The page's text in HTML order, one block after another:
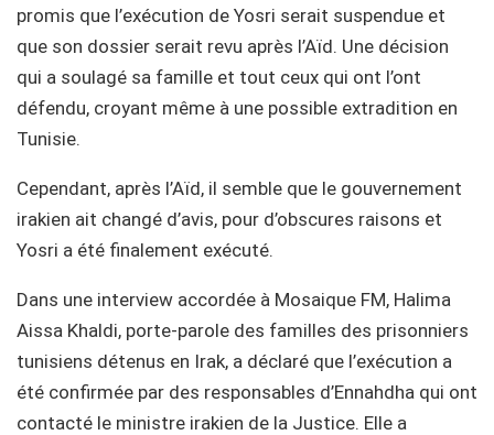
promis que l’exécution de Yosri serait suspendue et
que son dossier serait revu après l’Aïd. Une décision
qui a soulagé sa famille et tout ceux qui ont l’ont
défendu, croyant même à une possible extradition en
Tunisie.
Cependant, après l’Aïd, il semble que le gouvernement
irakien ait changé d’avis, pour d’obscures raisons et
Yosri a été finalement exécuté.
Dans une interview accordée à Mosaique FM, Halima
Aissa Khaldi, porte-parole des familles des prisonniers
tunisiens détenus en Irak, a déclaré que l’exécution a
été confirmée par des responsables d’Ennahdha qui ont
contacté le ministre irakien de la Justice. Elle a